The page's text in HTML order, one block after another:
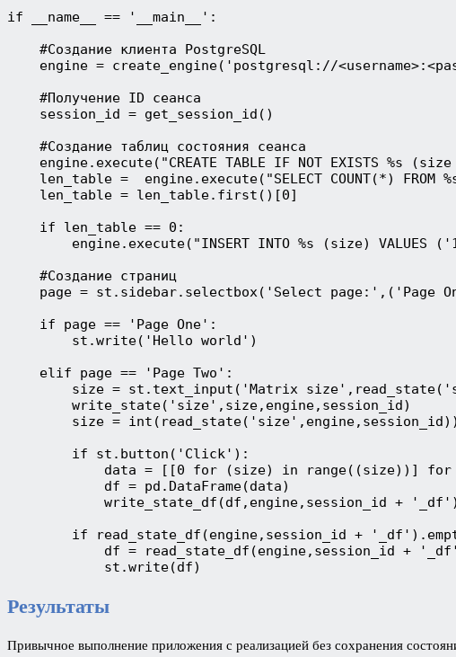
if __name__ == '__main__':
    #Создание клиента PostgreSQL
engine = create_engine('postgresql://
    #Получение ID сеанса
    session_id = get_session_id()
    #Создание таблиц состояния сеанса
engine.execute("CREATE TABLE IF NOT EXISTS %s
len_table =  engine.execute("SELECT COUNT(*) FROM
    len_table = len_table.first()[0]
    if len_table == 0:
engine.execute("INSERT INTO %s (size) VALUES
    #Создание страниц
page = st.sidebar.selectbox('Select page:',('Page
    if page == 'Page One':
        st.write('Hello world')
    elif page == 'Page Two':
size = st.text_input('Matrix
        write_state('size',size,engine,session_id)
        size = int(read_state('size',engine,session_id))
        if st.button('Click'):
data = [[0 for (size) in range((size))] for
            df = pd.DataFrame(data)
            write_state_df(df,engine,session_id + '_df')
if read_state_df(engine,session_id +
df = read_state_df(engine,session_id +
            st.write(df)
Результаты
Привычное выполнение приложения с реализацией без сохранения